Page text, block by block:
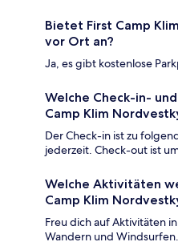
Bietet First Camp
vor Ort an?
Ja, es gibt kostenlose
Welche Check-in-
Camp Klim
Der Check-in ist zu
jederzeit. Check-out ist
Welche Aktivitäten
Camp Klim
Freu dich auf Aktivitäten
Wandern und